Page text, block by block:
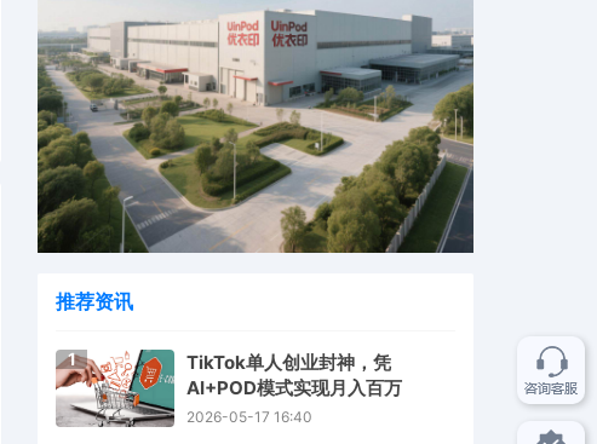
推荐资讯
1
TikTok单人创业封神，凭
AI+POD模式实现月入百万
2026-05-17 16:40